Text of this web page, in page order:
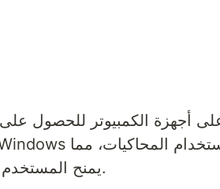
يمنح المستخدم تحكمًا أسهل وجودة عرض أفضل أثناء متابعة الأنمي.